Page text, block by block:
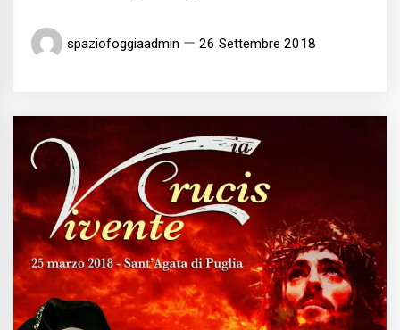
spaziofoggiaadmin 26 Settembre 2018